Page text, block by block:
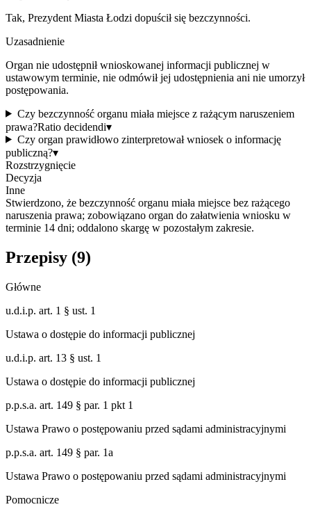
Tak, Prezydent Miasta Łodzi dopuścił się bezczynności.
Uzasadnienie
Organ nie udostępnił wnioskowanej informacji publicznej w
ustawowym terminie, nie odmówił jej udostępnienia ani nie umorzył
postępowania.
Czy bezczynność organu miała miejsce z rażącym naruszeniem
prawa?Ratio decidendi▾
Czy organ prawidłowo zinterpretował wniosek o informację
publiczną?▾
Rozstrzygnięcie
Decyzja
Inne
Stwierdzono, że bezczynność organu miała miejsce bez rażącego
naruszenia prawa; zobowiązano organ do załatwienia wniosku w
terminie 14 dni; oddalono skargę w pozostałym zakresie.
Przepisy (9)
Główne
u.d.i.p. art. 1 § ust. 1
Ustawa o dostępie do informacji publicznej
u.d.i.p. art. 13 § ust. 1
Ustawa o dostępie do informacji publicznej
p.p.s.a. art. 149 § par. 1 pkt 1
Ustawa Prawo o postępowaniu przed sądami administracyjnymi
p.p.s.a. art. 149 § par. 1a
Ustawa Prawo o postępowaniu przed sądami administracyjnymi
Pomocnicze